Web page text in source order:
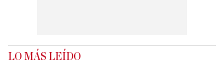
LO MÁS LEÍDO